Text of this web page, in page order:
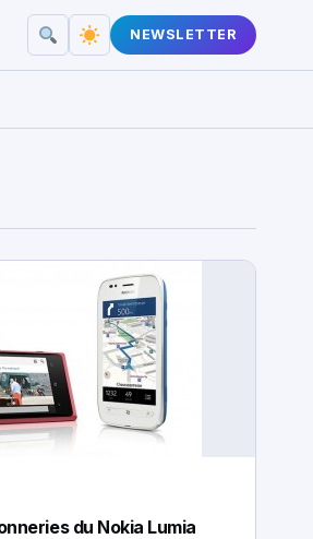
NEWSLETTER
du Nokia Lumia